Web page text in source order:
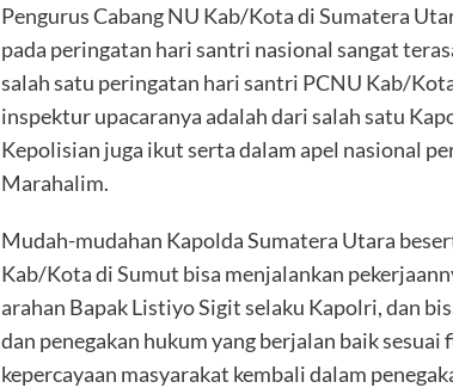
Pengurus Cabang NU Kab/Kota di Sumatera
pada peringatan hari santri nasional sangat
salah satu peringatan hari santri PCNU Kab/
inspektur upacaranya adalah dari salah satu
Kepolisian juga ikut serta dalam apel nasional
Marahalim.
Mudah-mudahan Kapolda Sumatera Utara
Kab/Kota di Sumut bisa menjalankan
arahan Bapak Listiyo Sigit selaku Kapolri, dan
dan penegakan hukum yang berjalan baik
kepercayaan masyarakat kembali dalam